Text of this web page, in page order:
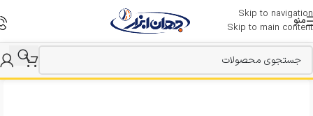
Skip to navigation
Skip to main content
منو